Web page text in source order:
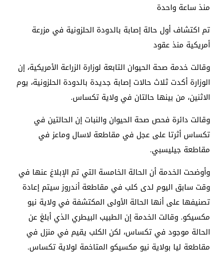
منذ ساعة واحدة
تم اكتشاف أول حالة إصابة بالدودة الحلزونية في مزرعة
أمريكية منذ عقود
وقالت خدمة صحة الحيوان التابعة لوزارة الزراعة الأمريكية، إن
الوزارة أكدت ثلاث حالات إصابة جديدة بالدودة الحلزونية، يوم
الاثنين، من بينها حالتان في ولاية تكساس.
وقالت دائرة فحص صحة الحيوان والنبات إن الحالتين في
تكساس أثرتا على عجل في مقاطعة لاسال وماعز في
مقاطعة جيليسبي.
وأوضحت الخدمة أن الحالة الخامسة التي تم الإبلاغ عنها في
وقت سابق اليوم لدى كلب في مقاطعة أندروز سيتم إعادة
تصنيفها على أنها الحالة الأولى المكتشفة في ولاية نيو
مكسيكو. وقالت الخدمة إن الطبيب البيطري الذي أبلغ عن
الحالة موجود في تكساس، لكن الكلب يقيم في منزل في
مقاطعة ليا بولاية نيو مكسيكو المتاخمة لولاية تكساس.